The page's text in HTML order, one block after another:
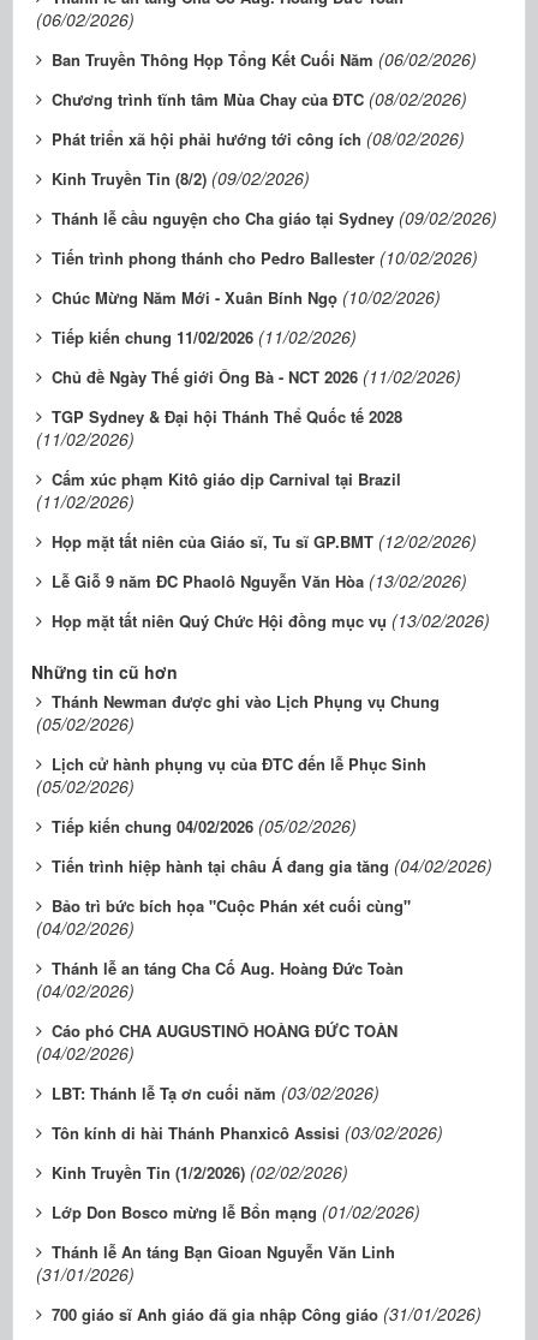
(06/02/2026)
Ban Truyền Thông Họp Tổng Kết Cuối Năm (06/02/2026)
Chương trình tĩnh tâm Mùa Chay của ĐTC (08/02/2026)
Phát triển xã hội phải hướng tới công ích (08/02/2026)
Kinh Truyền Tin (8/2) (09/02/2026)
Thánh lễ cầu nguyện cho Cha giáo tại Sydney (09/02/2026)
Tiến trình phong thánh cho Pedro Ballester (10/02/2026)
Chúc Mừng Năm Mới - Xuân Bính Ngọ (10/02/2026)
Tiếp kiến chung 11/02/2026 (11/02/2026)
Chủ đề Ngày Thế giới Ông Bà - NCT 2026 (11/02/2026)
TGP Sydney & Đại hội Thánh Thể Quốc tế 2028
(11/02/2026)
Cấm xúc phạm Kitô giáo dịp Carnival tại Brazil
(11/02/2026)
Họp mặt tất niên của Giáo sĩ, Tu sĩ GP.BMT (12/02/2026)
Lễ Giỗ 9 năm ĐC Phaolô Nguyễn Văn Hòa (13/02/2026)
Họp mặt tất niên Quý Chức Hội đồng mục vụ (13/02/2026)
Những tin cũ hơn
Thánh Newman được ghi vào Lịch Phụng vụ Chung
(05/02/2026)
Lịch cử hành phụng vụ của ĐTC đến lễ Phục Sinh
(05/02/2026)
Tiếp kiến chung 04/02/2026 (05/02/2026)
Tiến trình hiệp hành tại châu Á đang gia tăng (04/02/2026)
Bảo trì bức bích họa "Cuộc Phán xét cuối cùng"
(04/02/2026)
Thánh lễ an táng Cha Cố Aug. Hoàng Đức Toàn
(04/02/2026)
Cáo phó CHA AUGUSTINÔ HOÀNG ĐỨC TOÀN
(04/02/2026)
LBT: Thánh lễ Tạ ơn cuối năm (03/02/2026)
Tôn kính di hài Thánh Phanxicô Assisi (03/02/2026)
Kinh Truyền Tin (1/2/2026) (02/02/2026)
Lớp Don Bosco mừng lễ Bổn mạng (01/02/2026)
Thánh lễ An táng Bạn Gioan Nguyễn Văn Linh
(31/01/2026)
700 giáo sĩ Anh giáo đã gia nhập Công giáo (31/01/2026)